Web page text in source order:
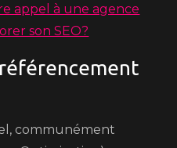
appel à une agence
son SEO?
communément